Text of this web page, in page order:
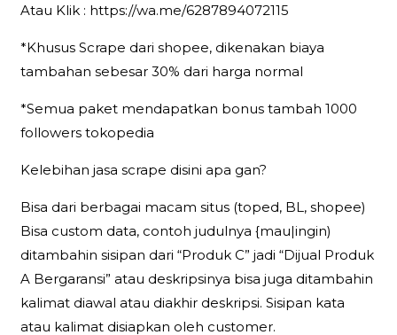
Atau Klik : https://wa.me/6287894072115
*Khusus Scrape dari shopee, dikenakan biaya
tambahan sebesar 30% dari harga normal
*Semua paket mendapatkan bonus tambah 1000
followers tokopedia
Kelebihan jasa scrape disini apa gan?
Bisa dari berbagai macam situs (toped, BL, shopee)
Bisa custom data, contoh judulnya {mau|ingin)
ditambahin sisipan dari “Produk C” jadi “Dijual Produk
A Bergaransi” atau deskripsinya bisa juga ditambahin
kalimat diawal atau diakhir deskripsi. Sisipan kata
atau kalimat disiapkan oleh customer.